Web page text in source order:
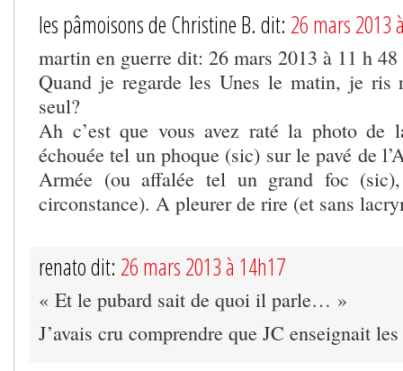
les pâmoisons de Christine B. dit: 26 mars 2013
martin en guerre dit: 26 mars 2013 à 11 h
Quand je regarde les Unes le matin, je ris
seul?
Ah c’est que vous avez raté la photo de
échouée tel un phoque (sic) sur le pavé de
Armée (ou affalée tel un grand foc
circonstance). A pleurer de rire (et sans
renato dit: 26 mars 2013 à 14h17
« Et le pubard sait de quoi il parle… »
J’avais cru comprendre que JC enseignait